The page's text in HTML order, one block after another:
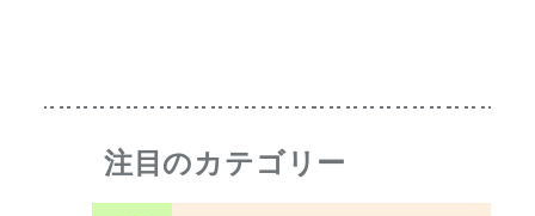
注目のカテゴリー